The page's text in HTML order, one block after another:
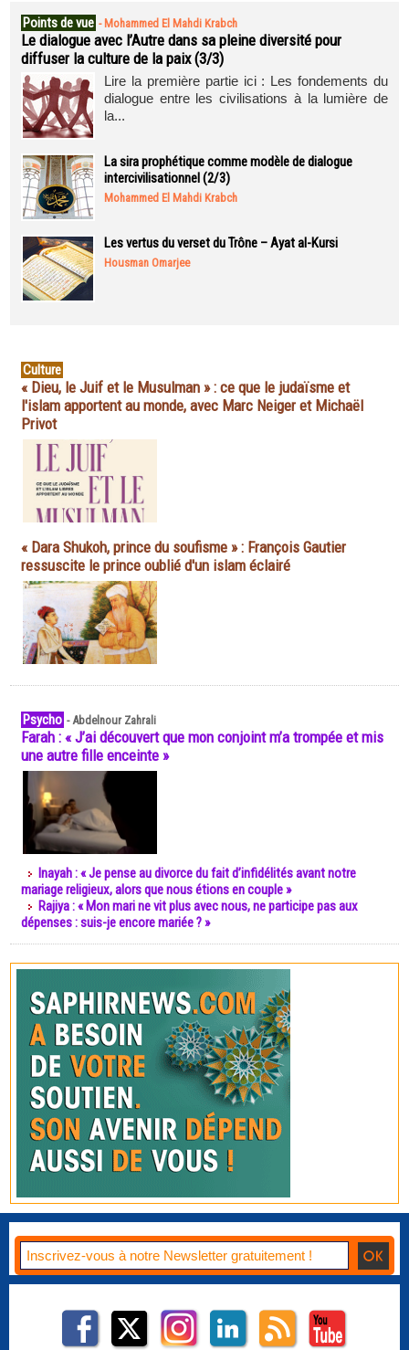
Points de vue - Mohammed El Mahdi Krabch
Le dialogue avec l’Autre dans sa pleine diversité pour
diffuser la culture de la paix (3/3)
Lire la première partie ici : Les fondements du
dialogue entre les civilisations à la lumière de
la...
La sira prophétique comme modèle de dialogue
intercivilisationnel (2/3)
Mohammed El Mahdi Krabch
Les vertus du verset du Trône – Ayat al-Kursi
Housman Omarjee
Culture
« Dieu, le Juif et le Musulman » : ce que le judaïsme et
l'islam apportent au monde, avec Marc Neiger et Michaël
Privot
« Dara Shukoh, prince du soufisme » : François Gautier
ressuscite le prince oublié d'un islam éclairé
Psycho -Abdelnour Zahrali
Farah : « J’ai découvert que mon conjoint m’a trompée et mis
une autre fille enceinte »
Inayah : « Je pense au divorce du fait d’infidélités avant notre
mariage religieux, alors que nous étions en couple »
Rajiya : « Mon mari ne vit plus avec nous, ne participe pas aux
dépenses : suis-je encore mariée ? »